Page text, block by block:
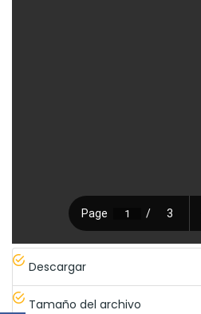
Descargar
Tamaño del archivo